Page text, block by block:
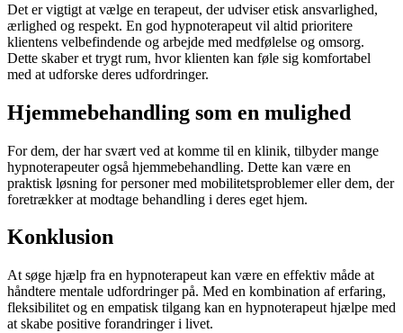
Det er vigtigt at vælge en terapeut, der udviser etisk ansvarlighed,
ærlighed og respekt. En god hypnoterapeut vil altid prioritere
klientens velbefindende og arbejde med medfølelse og omsorg.
Dette skaber et trygt rum, hvor klienten kan føle sig komfortabel
med at udforske deres udfordringer.
Hjemmebehandling som en mulighed
For dem, der har svært ved at komme til en klinik, tilbyder mange
hypnoterapeuter også hjemmebehandling. Dette kan være en
praktisk løsning for personer med mobilitetsproblemer eller dem, der
foretrækker at modtage behandling i deres eget hjem.
Konklusion
At søge hjælp fra en hypnoterapeut kan være en effektiv måde at
håndtere mentale udfordringer på. Med en kombination af erfaring,
fleksibilitet og en empatisk tilgang kan en hypnoterapeut hjælpe med
at skabe positive forandringer i livet.